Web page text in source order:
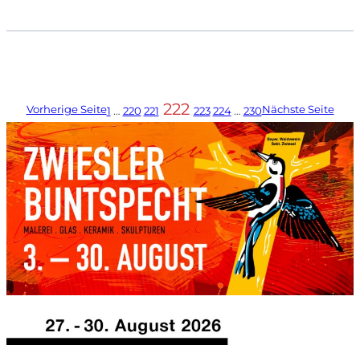
Vorherige Seite1 … 220 221 222 223 224 … 230Nächste Seite